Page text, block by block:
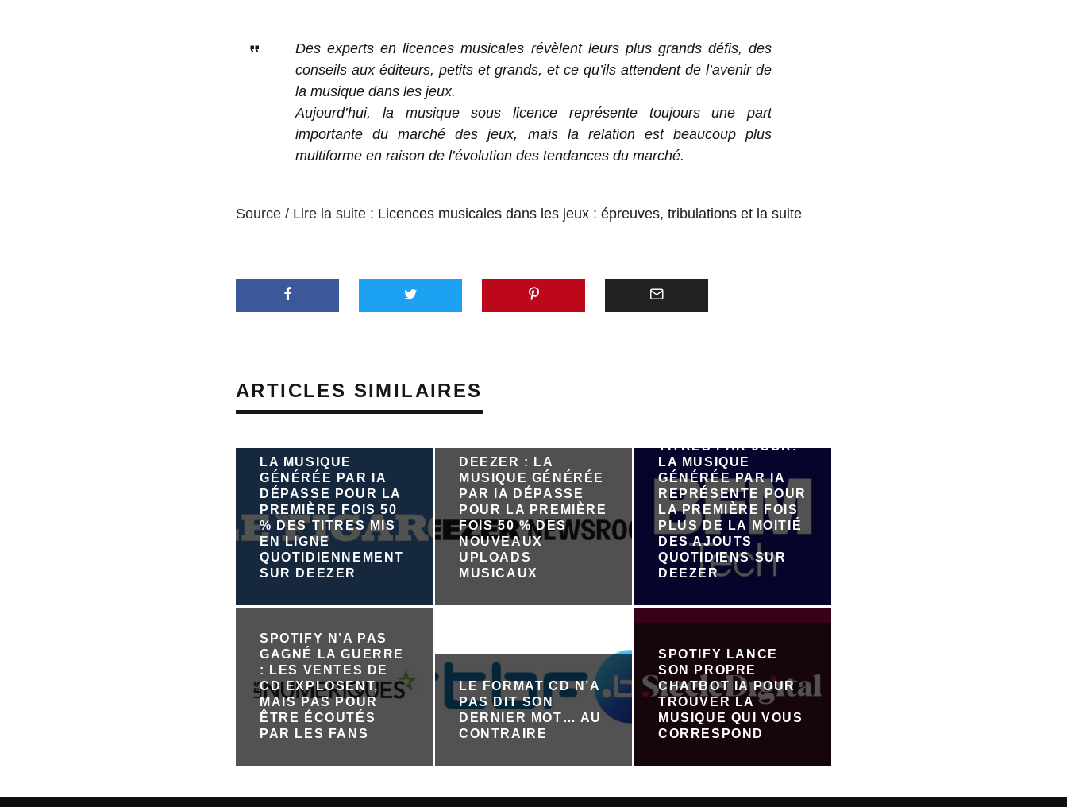
Des experts en licences musicales révèlent leurs plus grands défis, des
conseils aux éditeurs, petits et grands, et ce qu’ils attendent de l’avenir de
la musique dans les jeux.
Aujourd’hui, la musique sous licence représente toujours une part
importante du marché des jeux, mais la relation est beaucoup plus
multiforme en raison de l’évolution des tendances du marché.
Source / Lire la suite : Licences musicales dans les jeux : épreuves, tribulations et la suite
ARTICLES SIMILAIRES
LA MUSIQUE
GÉNÉRÉE PAR IA
DÉPASSE POUR LA
PREMIÈRE FOIS 50
% DES TITRES MIS
EN LIGNE
QUOTIDIENNEMENT
SUR DEEZER
DEEZER : LA
MUSIQUE GÉNÉRÉE
PAR IA DÉPASSE
POUR LA PREMIÈRE
FOIS 50 % DES
NOUVEAUX
UPLOADS
MUSICAUX
TITRES PAR JOUR:
LA MUSIQUE
GÉNÉRÉE PAR IA
REPRÉSENTE POUR
LA PREMIÈRE FOIS
PLUS DE LA MOITIÉ
DES AJOUTS
QUOTIDIENS SUR
DEEZER
SPOTIFY N’A PAS
GAGNÉ LA GUERRE
: LES VENTES DE
CD EXPLOSENT,
MAIS PAS POUR
ÊTRE ÉCOUTÉS
PAR LES FANS
LE FORMAT CD N’A
PAS DIT SON
DERNIER MOT… AU
CONTRAIRE
SPOTIFY LANCE
SON PROPRE
CHATBOT IA POUR
TROUVER LA
MUSIQUE QUI VOUS
CORRESPOND